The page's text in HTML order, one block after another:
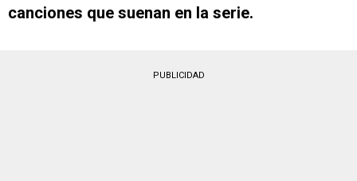
canciones que suenan en la serie.
PUBLICIDAD